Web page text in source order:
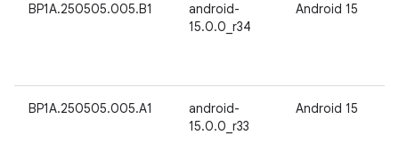
BP1A.250505.005.B1
android-
15.0.0_r34
Android 15
BP1A.250505.005.A1
android-
15.0.0_r33
Android 15